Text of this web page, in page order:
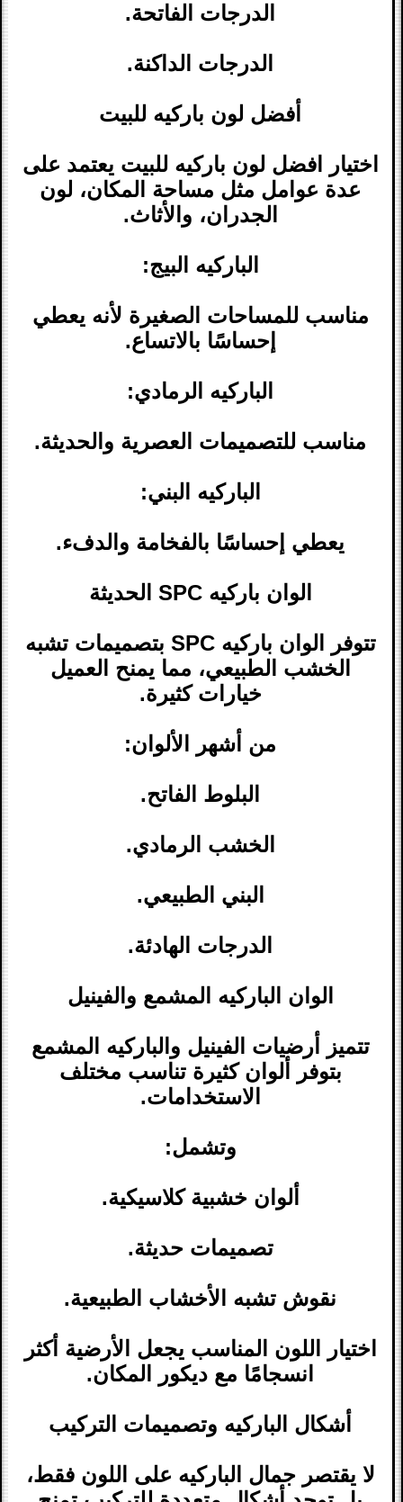
الدرجات الفاتحة.
الدرجات الداكنة.
أفضل لون باركيه للبيت
اختيار افضل لون باركيه للبيت يعتمد على
عدة عوامل مثل مساحة المكان، لون
الجدران، والأثاث.
الباركيه البيج:
مناسب للمساحات الصغيرة لأنه يعطي
إحساسًا بالاتساع.
الباركيه الرمادي:
مناسب للتصميمات العصرية والحديثة.
الباركيه البني:
يعطي إحساسًا بالفخامة والدفء.
الوان باركيه SPC الحديثة
تتوفر الوان باركيه SPC بتصميمات تشبه
الخشب الطبيعي، مما يمنح العميل
خيارات كثيرة.
من أشهر الألوان:
البلوط الفاتح.
الخشب الرمادي.
البني الطبيعي.
الدرجات الهادئة.
الوان الباركيه المشمع والفينيل
تتميز أرضيات الفينيل والباركيه المشمع
بتوفر ألوان كثيرة تناسب مختلف
الاستخدامات.
وتشمل:
ألوان خشبية كلاسيكية.
تصميمات حديثة.
نقوش تشبه الأخشاب الطبيعية.
اختيار اللون المناسب يجعل الأرضية أكثر
انسجامًا مع ديكور المكان.
أشكال الباركيه وتصميمات التركيب
لا يقتصر جمال الباركيه على اللون فقط،